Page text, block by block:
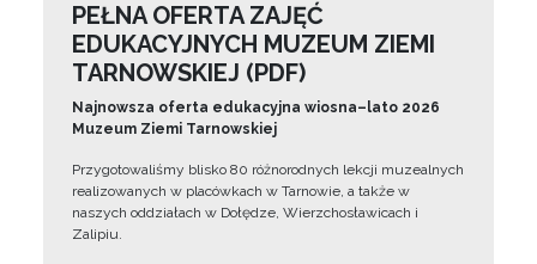
PEŁNA OFERTA ZAJĘĆ
EDUKACYJNYCH MUZEUM ZIEMI
TARNOWSKIEJ (PDF)
Najnowsza oferta edukacyjna wiosna–lato 2026
Muzeum Ziemi Tarnowskiej
Przygotowaliśmy blisko 80 różnorodnych lekcji muzealnych
realizowanych w placówkach w Tarnowie, a także w
naszych oddziałach w Dołędze, Wierzchosławicach i
Zalipiu.